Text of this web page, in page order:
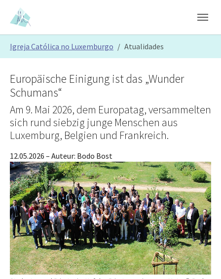
Skip to main content
Skip to page footer
Igreja Católica no Luxemburgo Atualidades
Europäische Einigung ist das „Wunder
Schumans“
Am 9. Mai 2026, dem Europatag, versammelten
sich rund siebzig junge Menschen aus
Luxemburg, Belgien und Frankreich.
12.05.2026 – Auteur: Bodo Bost